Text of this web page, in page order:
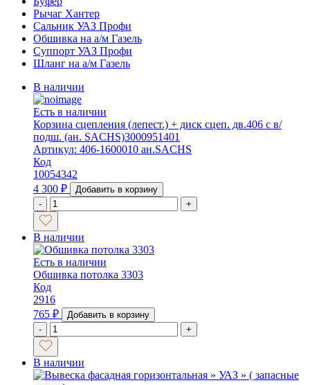
Рычаг Хантер
Сальник УАЗ Профи
Обшивка на а/м Газель
Суппорт УАЗ Профи
Шланг на а/м Газель
В наличии
Есть в наличии
Корзина сцепления (лепест.) + диск сцеп. дв.406 с в/
подш. (ан. SACHS)3000951401
Артикул: 406-1600010 ан.SACHS
Код
10054342
4 300 ₽
Добавить в корзину
-
+
В наличии
Есть в наличии
Обшивка потолка 3303
Код
2916
765 ₽
Добавить в корзину
-
+
В наличии